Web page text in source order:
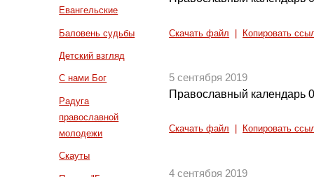
Евангельские
Баловень судьбы
Детский взгляд
С нами Бог
Радуга
православной
молодежи
Скауты
Скачать файл Копировать
5 сентября 2019
Православный календарь
Скачать файл Копировать
4 сентября 2019